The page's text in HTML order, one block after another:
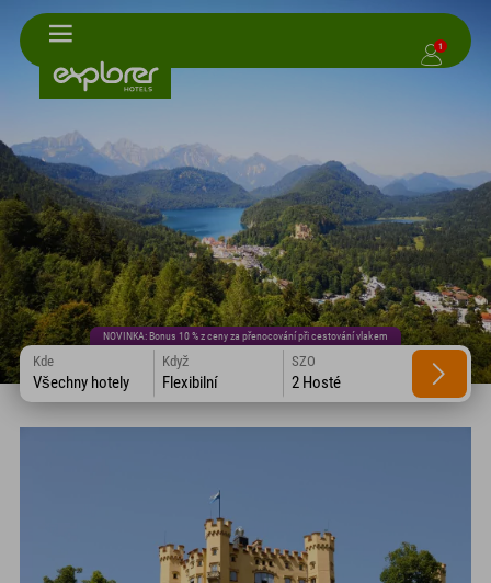
1
NOVINKA: Bonus 10 % z ceny za přenocování při cestování vlakem
Kde
Všechny hotely
Když
Flexibilní
SZO
2 Hosté